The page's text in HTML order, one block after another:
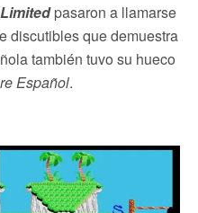
pasaron a llamarse
discutibles que demuestra
también tuvo su hueco
Español.